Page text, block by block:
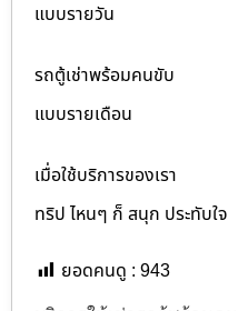
แบบรายวัน
รถตู้เช่าพร้อมคนขับ
แบบรายเดือน
เมื่อใช้บริการของเรา
ทริป ไหนๆ ก็ สนุก ประทับใจ
ยอดคนดู : 943